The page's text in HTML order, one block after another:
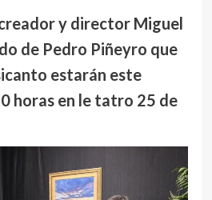
y director Miguel
de Pedro Piñeyro que
estarán este
horas en le tatro 25 de